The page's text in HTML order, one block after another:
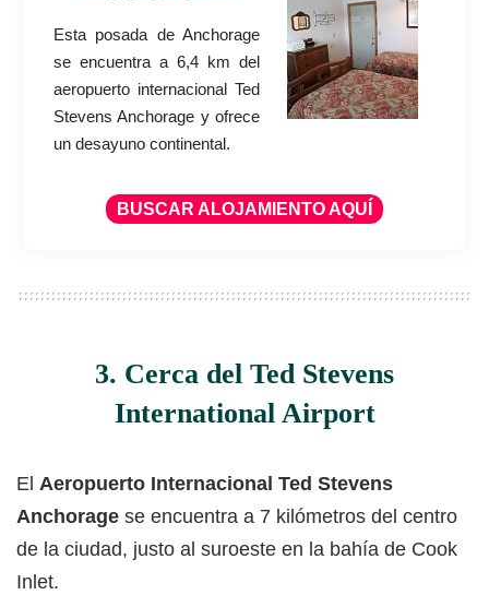
Esta posada de Anchorage
se encuentra a 6,4 km del
aeropuerto internacional Ted
Stevens Anchorage y ofrece
un desayuno continental.
BUSCAR ALOJAMIENTO AQUÍ
3. Cerca del Ted Stevens
International Airport
El Aeropuerto Internacional Ted Stevens
Anchorage se encuentra a 7 kilómetros del centro
de la ciudad, justo al suroeste en la bahía de Cook
Inlet.